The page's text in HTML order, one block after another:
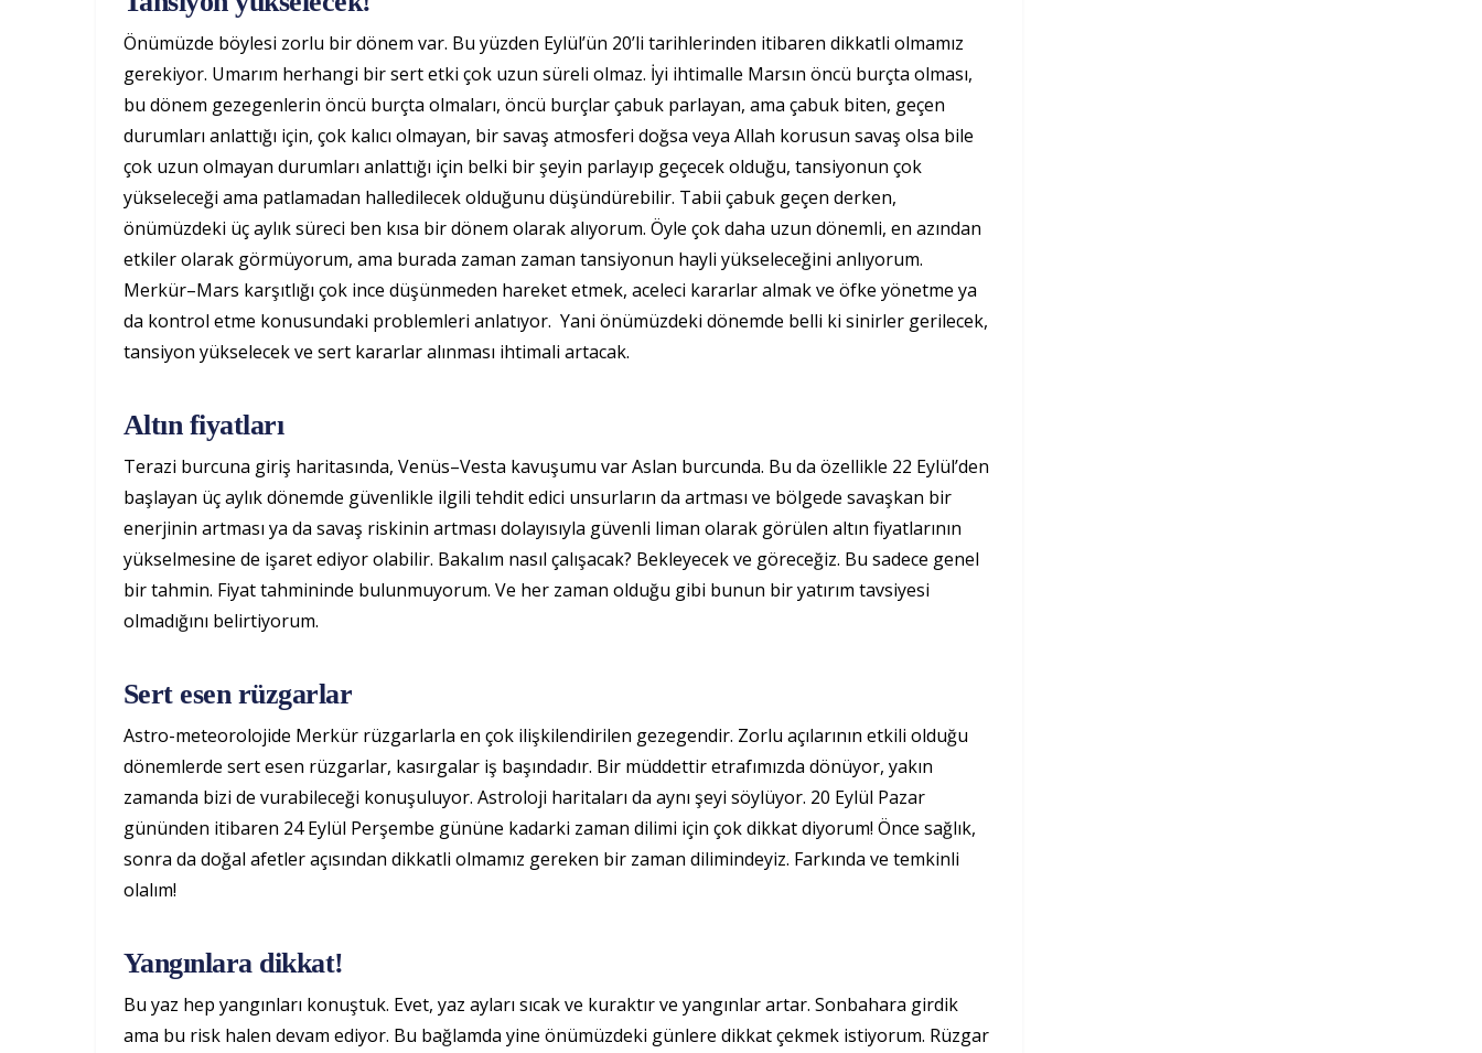
Önümüzde böylesi zorlu bir dönem var. Bu yüzden Eylül’ün 20’li tarihlerinden itibaren dikkatli olmamız
gerekiyor. Umarım herhangi bir sert etki çok uzun süreli olmaz. İyi ihtimalle Marsın öncü burçta olması,
bu dönem gezegenlerin öncü burçta olmaları, öncü burçlar çabuk parlayan, ama çabuk biten, geçen
durumları anlattığı için, çok kalıcı olmayan, bir savaş atmosferi doğsa veya Allah korusun savaş olsa bile
çok uzun olmayan durumları anlattığı için belki bir şeyin parlayıp geçecek olduğu, tansiyonun çok
yükseleceği ama patlamadan halledilecek olduğunu düşündürebilir. Tabii çabuk geçen derken,
önümüzdeki üç aylık süreci ben kısa bir dönem olarak alıyorum. Öyle çok daha uzun dönemli, en azından
etkiler olarak görmüyorum, ama burada zaman zaman tansiyonun hayli yükseleceğini anlıyorum.
Merkür–Mars karşıtlığı çok ince düşünmeden hareket etmek, aceleci kararlar almak ve öfke yönetme ya
da kontrol etme konusundaki problemleri anlatıyor. Yani önümüzdeki dönemde belli ki sinirler gerilecek,
tansiyon yükselecek ve sert kararlar alınması ihtimali artacak.
Altın fiyatları
Terazi burcuna giriş haritasında, Venüs–Vesta kavuşumu var Aslan burcunda. Bu da özellikle 22 Eylül’den
başlayan üç aylık dönemde güvenlikle ilgili tehdit edici unsurların da artması ve bölgede savaşkan bir
enerjinin artması ya da savaş riskinin artması dolayısıyla güvenli liman olarak görülen altın fiyatlarının
yükselmesine de işaret ediyor olabilir. Bakalım nasıl çalışacak? Bekleyecek ve göreceğiz. Bu sadece genel
bir tahmin. Fiyat tahmininde bulunmuyorum. Ve her zaman olduğu gibi bunun bir yatırım tavsiyesi
olmadığını belirtiyorum.
Sert esen rüzgarlar
Astro-meteorolojide Merkür rüzgarlarla en çok ilişkilendirilen gezegendir. Zorlu açılarının etkili olduğu
dönemlerde sert esen rüzgarlar, kasırgalar iş başındadır. Bir müddettir etrafımızda dönüyor, yakın
zamanda bizi de vurabileceği konuşuluyor. Astroloji haritaları da aynı şeyi söylüyor. 20 Eylül Pazar
gününden itibaren 24 Eylül Perşembe gününe kadarki zaman dilimi için çok dikkat diyorum! Önce sağlık,
sonra da doğal afetler açısından dikkatli olmamız gereken bir zaman dilimindeyiz. Farkında ve temkinli
olalım!
Yangınlara dikkat!
Bu yaz hep yangınları konuştuk. Evet, yaz ayları sıcak ve kuraktır ve yangınlar artar. Sonbahara girdik
ama bu risk halen devam ediyor. Bu bağlamda yine önümüzdeki günlere dikkat çekmek istiyorum. Rüzgar